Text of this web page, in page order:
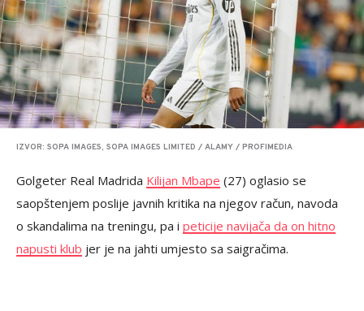
IZVOR: SOPA IMAGES, SOPA IMAGES LIMITED / ALAMY / PROFIMEDIA
Golgeter Real Madrida Kilijan Mbape (27) oglasio se
saopštenjem poslije javnih kritika na njegov račun, navoda
o skandalima na treningu, pa i peticije navijača da on hitno
napusti klub jer je na jahti umjesto sa saigračima.